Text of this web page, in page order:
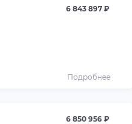
6 843 897 ₽
Подробнее
6 850 956 ₽